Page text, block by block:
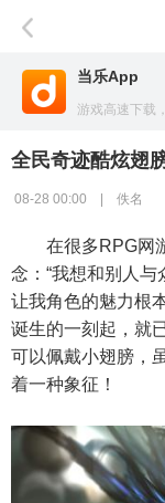
当乐App
游戏高速下载
全民奇迹酷炫翅
08-28 00:00 | 佚名
在很多RPG网游
念：“我想和别人与
让我角色的魅力根
诞生的一刻起，就
可以佩戴小翅膀，
着一种象征！